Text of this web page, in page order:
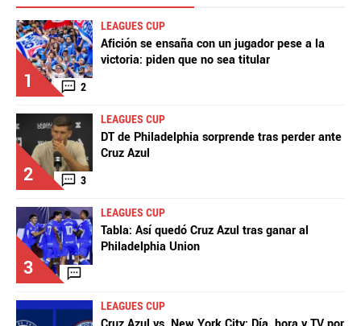
1 2
LEAGUES CUP
Afición se ensaña con un jugador pese a la
victoria: piden que no sea titular
2 3
LEAGUES CUP
DT de Philadelphia sorprende tras perder ante
Cruz Azul
3
LEAGUES CUP
Tabla: Así quedó Cruz Azul tras ganar al
Philadelphia Union
LEAGUES CUP